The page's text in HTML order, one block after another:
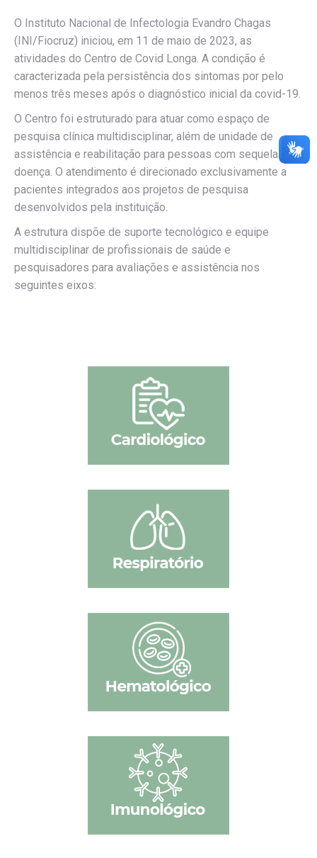
O ⁠Instituto Nacional de Infectologia Evandro Chagas
(INI/Fiocruz) iniciou, em 11 de maio de 2023, as
atividades do Centro de Covid Longa. A condição é
caracterizada pela persistência dos sintomas por pelo
menos três meses após o diagnóstico inicial da covid-19.
O Centro foi estruturado para atuar como espaço de
pesquisa clínica multidisciplinar, além de unidade de
assistência e reabilitação para pessoas com sequelas da
doença. O atendimento é direcionado exclusivamente a
pacientes integrados aos projetos de pesquisa
desenvolvidos pela instituição.
A estrutura dispõe de suporte tecnológico e equipe
multidisciplinar de profissionais de saúde e
pesquisadores para avaliações e assistência nos
seguintes eixos: